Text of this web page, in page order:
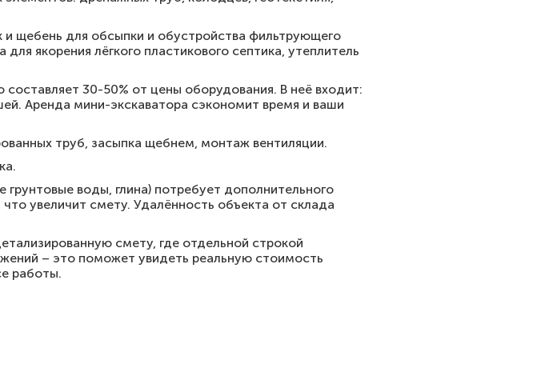
щебень для обсыпки и обустройства фильтрующего
якорения лёгкого пластикового септика, утеплитель
30-50% от цены оборудования. В неё входит:
Аренда мини-экскаватора сэкономит время и ваши
труб, засыпка щебнем, монтаж вентиляции.
воды, глина) потребует дополнительного
увеличит смету. Удалённость объекта от склада
смету, где отдельной строкой
– это поможет увидеть реальную стоимость
работы.